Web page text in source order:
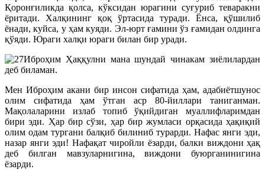
Қоронғиликда қолса, кўксидан юрагини суғуриб теваракни
ёритади. Халқининг қоқ ўртасида туради. Ёнса, қўшилиб
ёнади, куйса, у ҳам куяди. Эл-юрт ғамини ўз ғамидан олдинга
қўяди. Юраги халқи юраги билан бир уради.
Иброҳим Ҳаққулни мана шундай чинакам зиёлилардан
деб биламан.
Мен Иброҳим акани бир инсон сифатида ҳам, адабиётшунос
олим сифатида ҳам ўтган аср 80-йиллари таниганман.
Мақолаларини излаб топиб ўқийдиган муаллифларимдан
бири эди. Ҳар бир сўзи, ҳар бир жумласи орқасида ҳақиқий
олим одам тургани балқиб билиниб турарди. Нафас янги эди,
назар янги эди! Нафақат чиройли ёзарди, балки виждони ҳақ
деб билган мавзуларнигина, виждони буюрганинигина
ёзарди.